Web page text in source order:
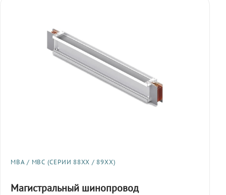
МВА / МВС (СЕРИИ 88XX / 89XX)
Магистральный шинопровод